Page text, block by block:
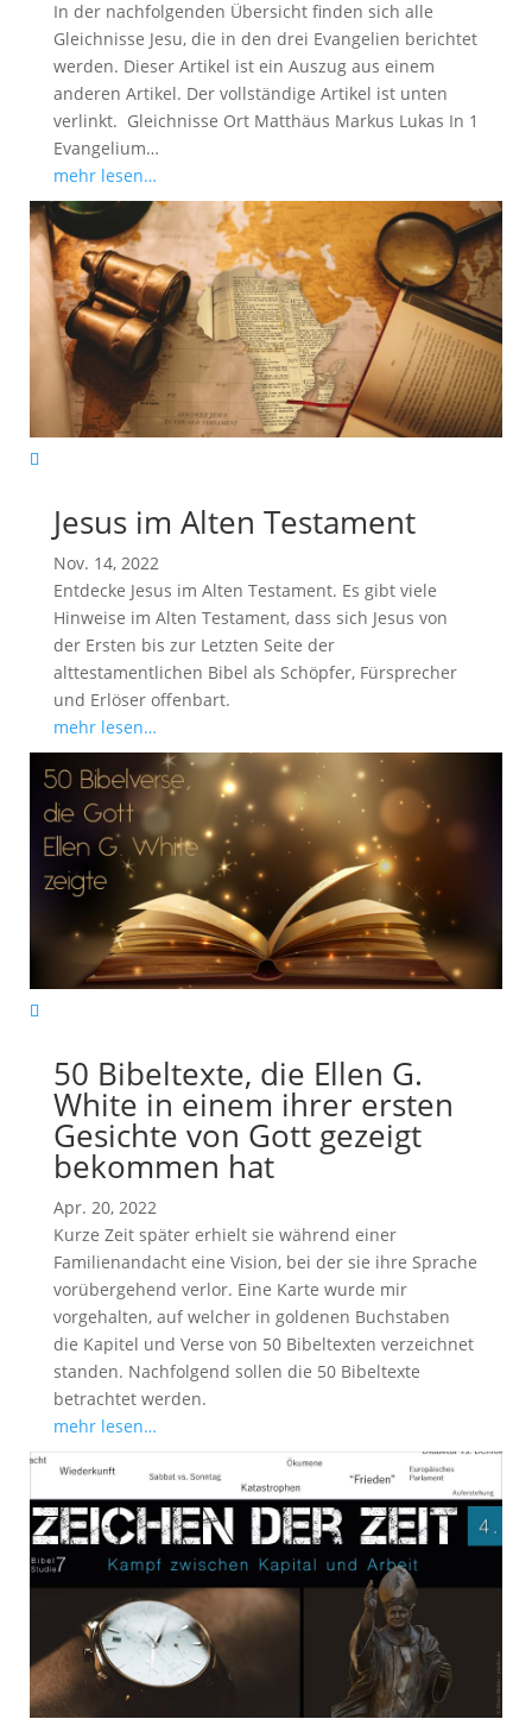
In der nachfolgenden Übersicht finden sich alle
Gleichnisse Jesu, die in den drei Evangelien berichtet
werden. Dieser Artikel ist ein Auszug aus einem
anderen Artikel. Der vollständige Artikel ist unten
verlinkt. Gleichnisse Ort Matthäus Markus Lukas In 1
Evangelium…
mehr lesen…
Jesus im Alten Testament
Nov. 14, 2022
Entdecke Jesus im Alten Testament. Es gibt viele
Hinweise im Alten Testament, dass sich Jesus von
der Ersten bis zur Letzten Seite der
alttestamentlichen Bibel als Schöpfer, Fürsprecher
und Erlöser offenbart.
mehr lesen…
50 Bibeltexte, die Ellen G.
White in einem ihrer ersten
Gesichte von Gott gezeigt
bekommen hat
Apr. 20, 2022
Kurze Zeit später erhielt sie während einer
Familienandacht eine Vision, bei der sie ihre Sprache
vorübergehend verlor. Eine Karte wurde mir
vorgehalten, auf welcher in goldenen Buchstaben
die Kapitel und Verse von 50 Bibeltexten verzeichnet
standen. Nachfolgend sollen die 50 Bibeltexte
betrachtet werden.
mehr lesen…